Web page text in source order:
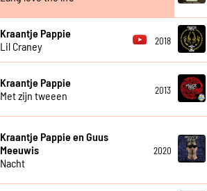
Kraantje Pappie
Lil Craney
2018
Kraantje Pappie
Met zijn tweeen
2013
Kraantje Pappie en Guus
Meeuwis
Nacht
2020